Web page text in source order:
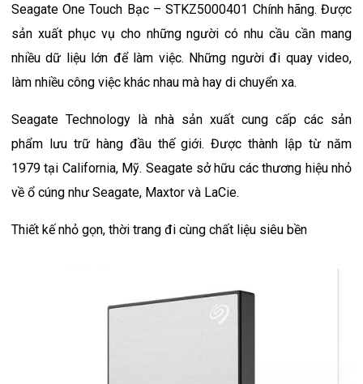
Seagate One Touch Bạc – STKZ5000401 Chính hãng. Được
sản xuất phục vụ cho những người có nhu cầu cần mang
nhiều dữ liệu lớn để làm việc. Những người đi quay video,
làm nhiều công việc khác nhau mà hay di chuyển xa.
Seagate Technology là nhà sản xuất cung cấp các sản
phẩm lưu trữ hàng đầu thế giới. Được thành lập từ năm
1979 tại California, Mỹ. Seagate sở hữu các thương hiệu nhỏ
về ổ cúng như Seagate, Maxtor và LaCie.
Thiết kế nhỏ gọn, thời trang đi cùng chất liệu siêu bền